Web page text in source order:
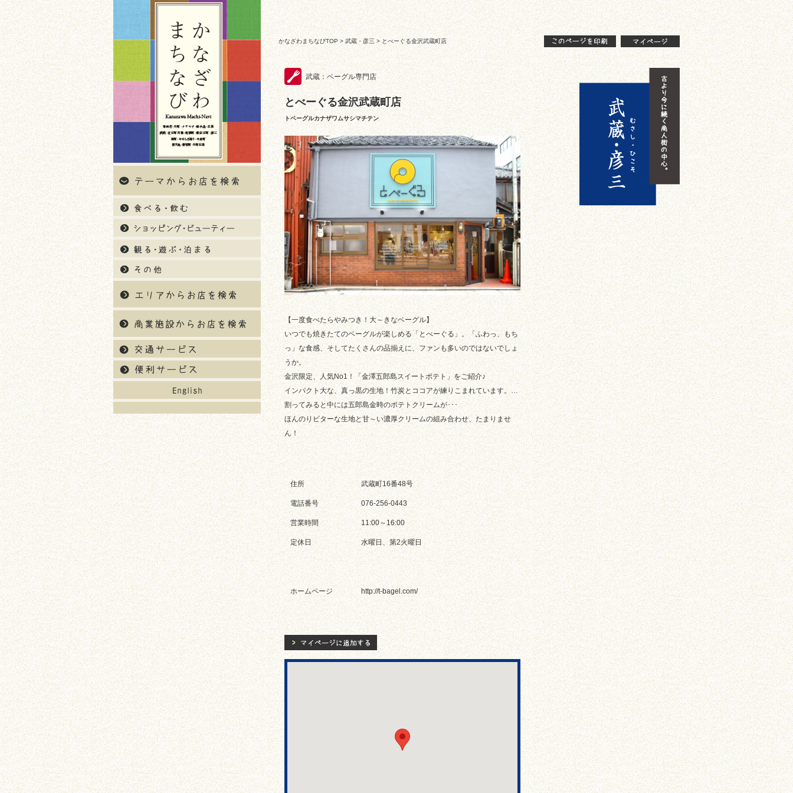
かなざわまちなびTOP>武蔵・彦三> とべーぐる金沢武蔵町店
武蔵：ベーグル専門店
とべーぐる金沢武蔵町店
トベーグルカナザワムサシマチテン
【一度食べたらやみつき！大～きなベーグル】
いつでも焼きたてのベーグルが楽しめる「とべーぐる」。「ふわっ、もち
っ」な食感、そしてたくさんの品揃えに、ファンも多いのではないでしょ
うか。
金沢限定、人気No1！「金澤五郎島スイートポテト」をご紹介♪
インパクト大な、真っ黒の生地！竹炭とココアが練りこまれています。…
割ってみると中には五郎島金時のポテトクリームが･･･
ほんのりビターな生地と甘～い濃厚クリームの組み合わせ、たまりませ
ん！
住所 武蔵町16番48号
電話番号 076-256-0443
営業時間 11:00～16:00
定休日 水曜日、第2火曜日
ホームページ http://t-bagel.com/